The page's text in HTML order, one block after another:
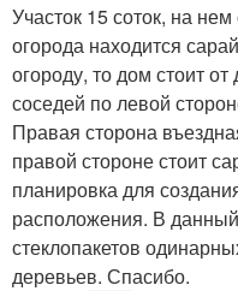
Участок 15 соток, на
огорода находится
огороду, то дом стоит
соседей по левой
Правая сторона
правой стороне стоит
планировка для
расположения. В
стеклопакетов
деревьев. Спасибо.